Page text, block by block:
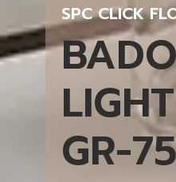
SPC CLICK
GR-